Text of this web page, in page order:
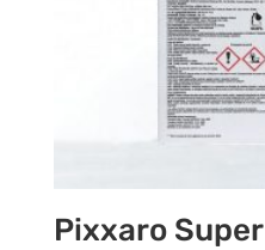
Pixxaro Super